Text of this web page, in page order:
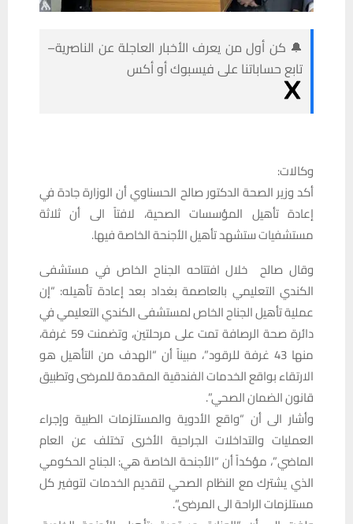
🔔 كن أول من يعرف الأخبار العاجلة عن الناصرية–
تابع حساباتنا على فيسبوك أو أكس
وكالات:
أكد وزير الصحة الدكتور صالح الحسناوي أن الوزارة جادة في
إعادة تأهيل المؤسسات الصحية، لافتاً الى أن ثلاثة
مستشفيات ستشهد تأهيل الأجنحة الخاصة فيها.
وقال صالح خلال افتتاحه الجناح الخاص في مستشفى
الكندي التعليمي بالعاصمة بغداد بعد إعادة تأهيله: “إن
عملية تأهيل الجناح الخاص لمستشفى الكندي التعليمي في
دائرة صحة الرصافة تمت على مرحلتين، وتضمنت 59 غرفة،
منها 43 غرفة للرقود”، مبيناً أن “الهدف من التأهيل هو
الارتقاء بواقع الخدمات الفندقية المقدمة للمرضى وتطبيق
قانون الضمان الصحي”.
وأشار الى أن “واقع الأدوية والمستلزمات الطبية وإجراء
العمليات والتداخلات الجراحية الأخرى تختلف عن العام
الماضي”، مؤكداً أن “الأجنحة الخاصة هي: الجناح الحكومي
الذي يشترك مع النظام الصحي لتقديم الخدمات لتوفير كل
مستلزمات الراحة الى المرضى”.